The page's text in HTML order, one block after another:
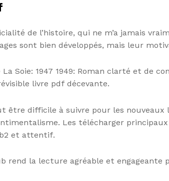
de l’histoire, qui ne m’a jamais
sont bien développés, mais leur
Soie: 1947 1949: Roman clarté et de
livre pdf décevante.
difficile à suivre pour les nouveaux
Les télécharger
et attentif.
rend la lecture agréable et